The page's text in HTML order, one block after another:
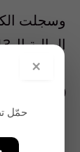
وسجلت
ارتفعت
400 مليار دولار.
الا ان
×
حمّل